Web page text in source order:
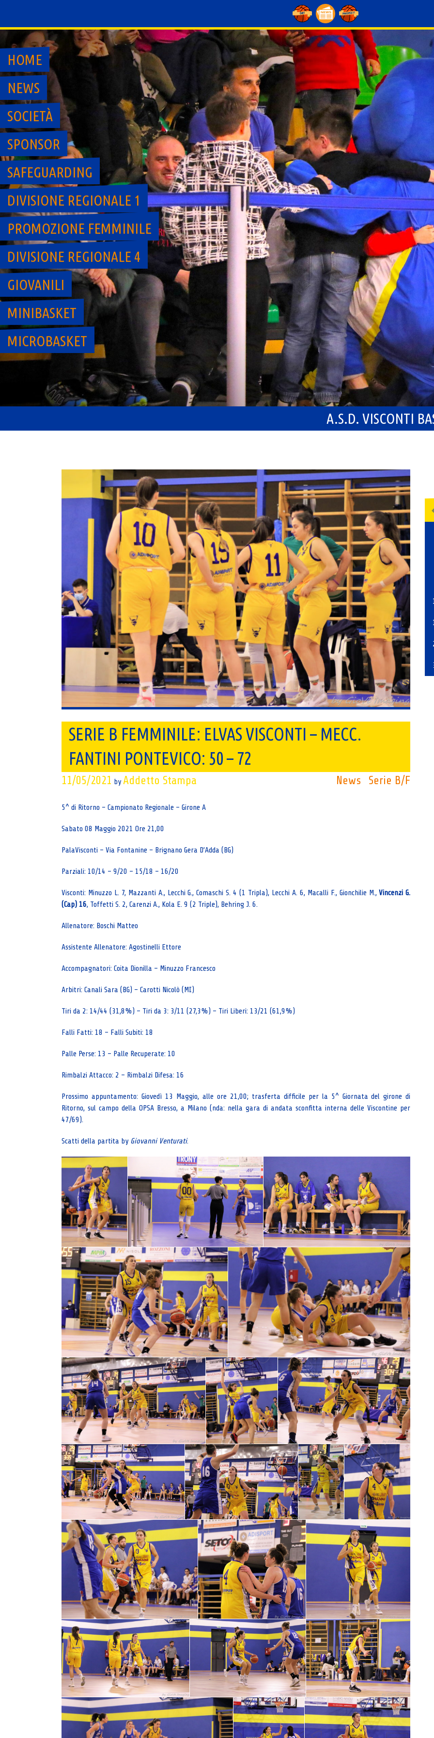
content
A.S.D. VISCONTI
HOME
NEWS
SOCIETÀ
SPONSOR
SAFEGUARDING
DIVISIONE REGIONALE 1
PROMOZIONE FEMMINILE
DIVISIONE REGIONALE 4
GIOVANILI
MINIBASKET
MICROBASKET
SERIE B FEMMINILE: ELVAS VISCONTI – MECC.
FANTINI PONTEVICO: 50 – 72
News Serie B/F
11/05/2021 by Addetto Stampa
5^ di Ritorno – Campionato Regionale – Girone A
Sabato 08 Maggio 2021 Ore 21,00
PalaVisconti – Via Fontanine – Brignano Gera D’Adda (BG)
Parziali: 10/14 – 9/20 – 15/18 – 16/20
Visconti: Minuzzo L. 7, Mazzanti A., Lecchi G., Comaschi S. 4 (1 Tripla), Lecchi A. 6, Macalli F., Gionchilie M.,Vincenzi G.
(Cap) 16, Toffetti S. 2, Carenzi A., Kola E. 9 (2 Triple), Behring J. 6.
Allenatore: Boschi Matteo
Assistente Allenatore: Agostinelli Ettore
Accompagnatori: Coita Dionilla – Minuzzo Francesco
Arbitri: Canali Sara (BG) – Carotti Nicolò (MI)
Tiri da 2: 14/44 (31,8%) – Tiri da 3: 3/11 (27,3%) – Tiri Liberi: 13/21 (61,9%)
Falli Fatti: 18 – Falli Subiti: 18
Palle Perse: 13 – Palle Recuperate: 10
Rimbalzi Attacco: 2 – Rimbalzi Difesa: 16
Prossimo appuntamento: Giovedì 13 Maggio, alle ore 21,00; trasferta difficile per la 5^ Giornata del girone di
Ritorno, sul campo della OPSA Bresso, a Milano (nda: nella gara di andata sconfitta interna delle Viscontine per
47/69).
Scatti della partita by Giovanni Venturati.